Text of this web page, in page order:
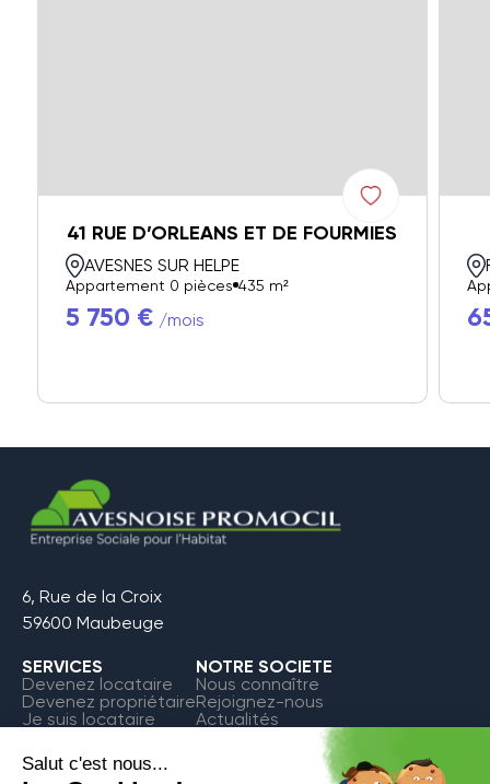
41 RUE D’ORLEANS ET DE FOURMIES
AVESNES SUR HELPE
Appartement 0 pièces 435 m²
5 750 € /mois
6, Rue de la Croix
59600 Maubeuge
SERVICES
Devenez locataire
Devenez propriétaire
Je suis locataire
NOTRE SOCIETE
Nous connaître
Rejoignez-nous
Actualités